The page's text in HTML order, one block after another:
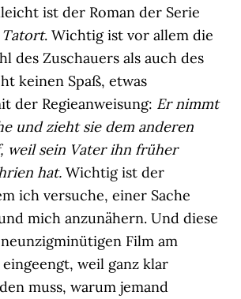
ist der Roman der Serie
Tatort. Wichtig ist vor allem die
des Zuschauers als auch des
keinen Spaß, etwas
der Regieanweisung: Er nimmt
und zieht sie dem anderen
weil sein Vater ihn früher
hat. Wichtig ist der
ich versuche, einer Sache
mich anzunähern. Und diese
Film am
eingeengt, weil ganz klar
muss, warum jemand